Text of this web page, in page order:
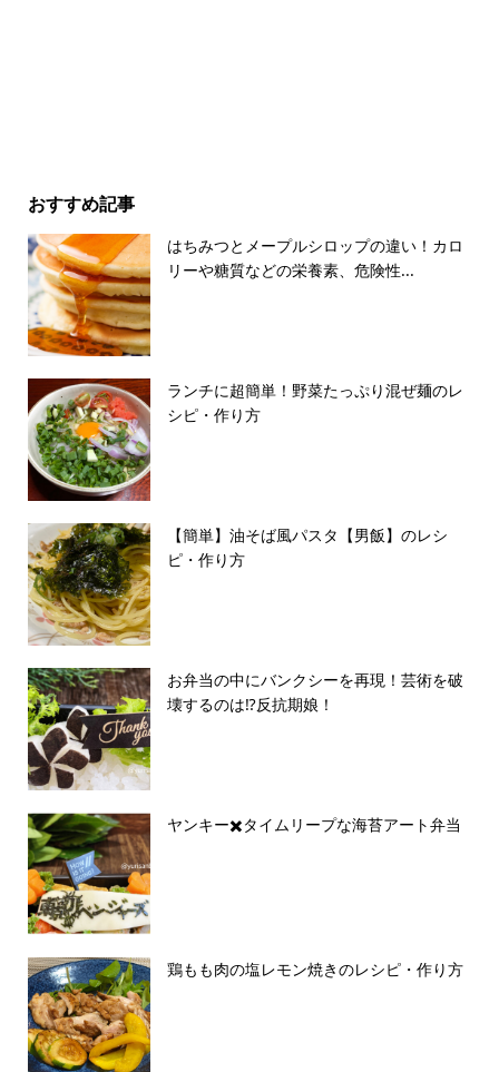
おすすめ記事
はちみつとメープルシロップの違い！カロ
リーや糖質などの栄養素、危険性...
ランチに超簡単！野菜たっぷり混ぜ麺のレ
シピ・作り方
【簡単】油そば風パスタ【男飯】のレシ
ピ・作り方
お弁当の中にバンクシーを再現！芸術を破
壊するのは⁉︎反抗期娘！
ヤンキー✖️タイムリープな海苔アート弁当
鶏もも肉の塩レモン焼きのレシピ・作り方